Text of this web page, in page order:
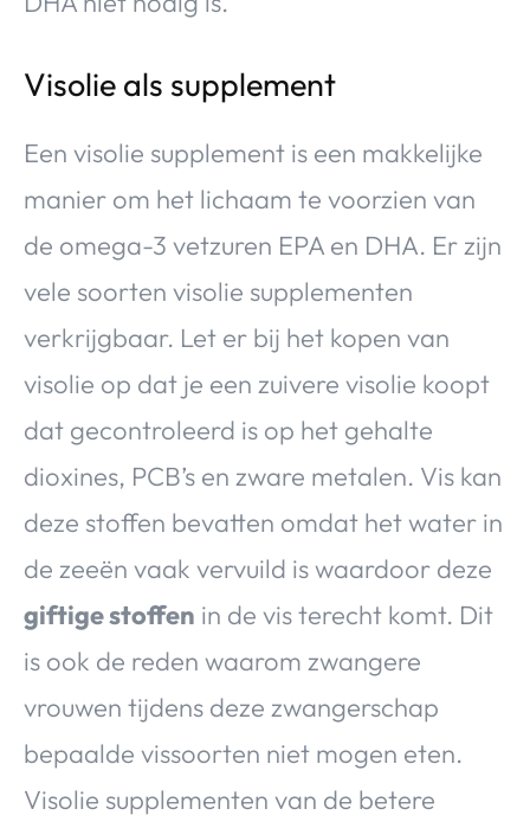
Visolie als supplement
Een visolie supplement is een makkelijke
manier om het lichaam te voorzien van
de omega-3 vetzuren EPA en DHA. Er zijn
vele soorten visolie supplementen
verkrijgbaar. Let er bij het kopen van
visolie op dat je een zuivere visolie koopt
dat gecontroleerd is op het gehalte
dioxines, PCB’s en zware metalen. Vis kan
deze stoffen bevatten omdat het water in
de zeeën vaak vervuild is waardoor deze
giftige stoffen in de vis terecht komt. Dit
is ook de reden waarom zwangere
vrouwen tijdens deze zwangerschap
bepaalde vissoorten niet mogen eten.
Visolie supplementen van de betere